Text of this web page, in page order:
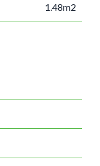
1.48m2